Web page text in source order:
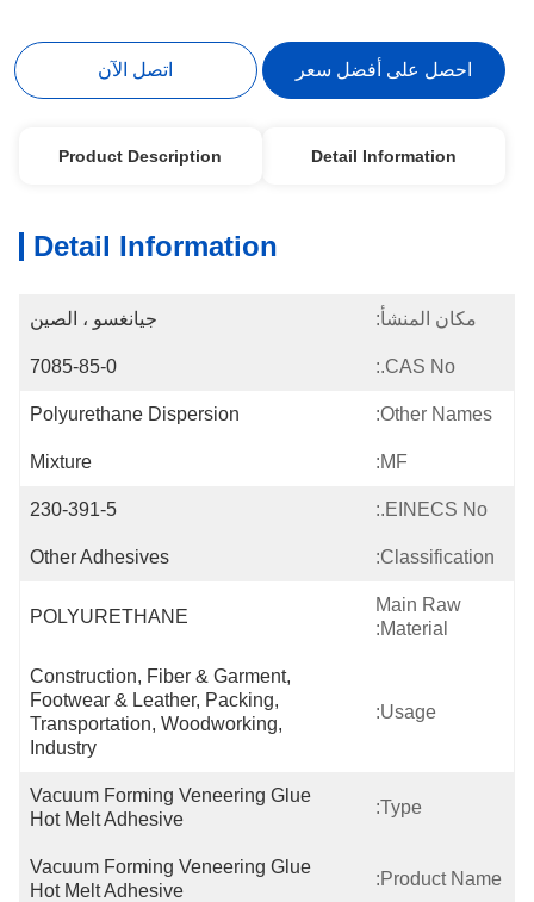
احصل على أفضل سعر اتصل الآن
Detail Information
Product Description
Detail Information
مكان المنشأ: جيانغسو ، الصين
CAS No.:
7085-85-0
Other Names:
Polyurethane Dispersion
MF:
Mixture
EINECS No.:
230-391-5
Classification:
Other Adhesives
Main Raw
Material:
POLYURETHANE
Usage:
Construction, Fiber & Garment,
Footwear & Leather, Packing,
Transportation, Woodworking,
Industry
Type:
Vacuum Forming Veneering Glue
Hot Melt Adhesive
Product Name:
Vacuum Forming Veneering Glue
Hot Melt Adhesive